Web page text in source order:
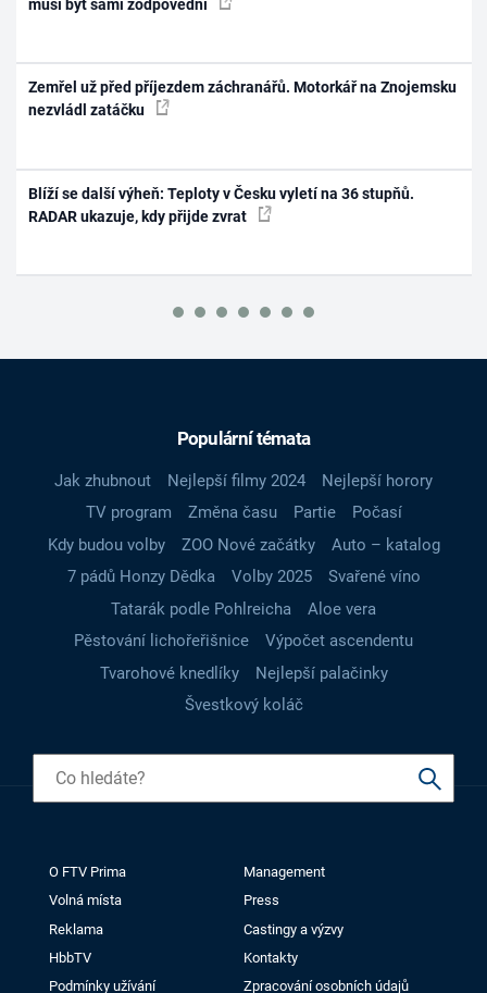
musí být sami zodpovědní
Zemřel už před příjezdem záchranářů. Motorkář na Znojemsku
nezvládl zatáčku
Blíží se další výheň: Teploty v Česku vyletí na 36 stupňů.
RADAR ukazuje, kdy přijde zvrat
Populární témata
Jak zhubnout Nejlepší filmy 2024
Nejlepší horory
TV program
Změna času Partie
Počasí
Kdy budou volby
ZOO Nové začátky
Auto – katalog
7 pádů Honzy Dědka
Volby 2025
Svařené víno
Tatarák podle Pohlreicha
Aloe vera
Pěstování lichořeřišnice
Výpočet ascendentu
Tvarohové knedlíky
Nejlepší palačinky
Švestkový koláč
O FTV Prima
Management
Volná místa
Press
Reklama
Castingy a výzvy
HbbTV
Kontakty
Podmínky užívání
Zpracování osobních údajů